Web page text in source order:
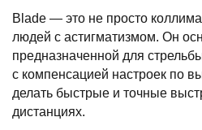
Blade — это не просто
людей с астигматизмом. Он
предназначенной для
с компенсацией настроек по
делать быстрые и точные
дистанциях.